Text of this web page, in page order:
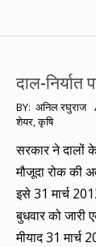
दाल-
2011-
03-
24
BY: अनिल रघुराज
शेयर,कृषि
सरकार ने दालों
मौजूदा रोक की
इसे 31 मार्च
बुधवार को जारी
मीयाद 31